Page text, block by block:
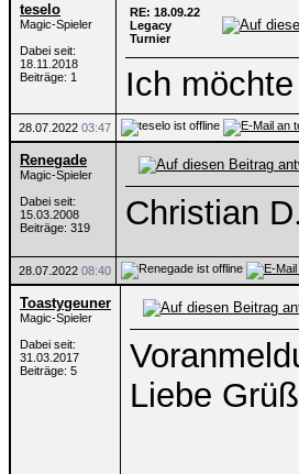
teselo
Magic-Spieler
Dabei seit:
18.11.2018
Beiträge: 1
RE: 18.09.22
Legacy
Turnier
Ich
28.07.2022 03:47
Renegade
Magic-Spieler
Dabei seit:
15.03.2008
Beiträge: 319
Christian D.
28.07.2022 08:40
Toastygeuner
Magic-Spieler
Dabei seit:
31.03.2017
Beiträge: 5
Liebe